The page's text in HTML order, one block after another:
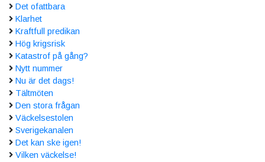
Det ofattbara
Klarhet
Kraftfull predikan
Hög krigsrisk
Katastrof på gång?
Nytt nummer
Nu är det dags!
Tältmöten
Den stora frågan
Väckelsestolen
Sverigekanalen
Det kan ske igen!
Vilken väckelse!